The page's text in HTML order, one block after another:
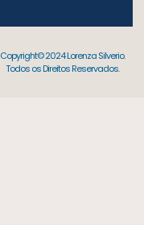
Copyright© 2024 Lorenza Silverio.
Todos os Direitos Reservados.